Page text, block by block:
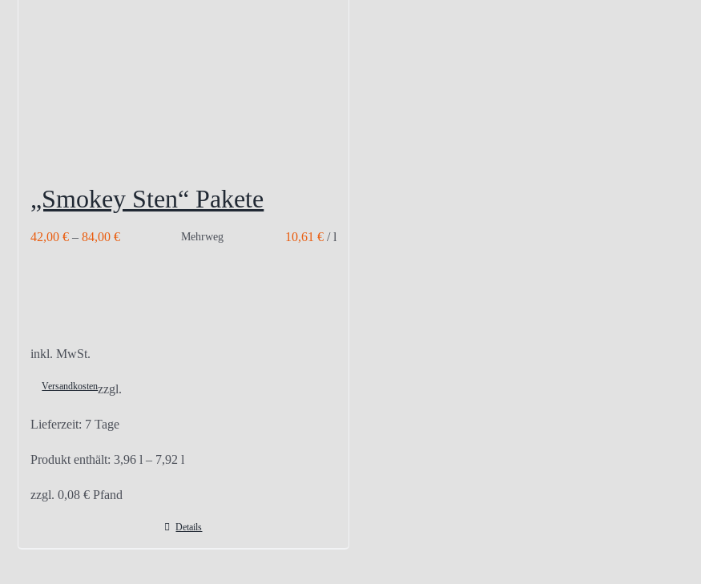
„Smokey Sten“ Pakete
42,00€ –84,00€ Mehrweg 10,61 €/l
inkl. MwSt.
zzgl.
Versandkosten
Lieferzeit: 7 Tage
Produkt enthält: 3,96l – 7,92l
zzgl.0,08€ Pfand
Details